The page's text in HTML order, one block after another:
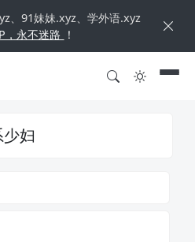
、91妹妹.xyz、学外语.xyz
，永不迷路 ！
妇